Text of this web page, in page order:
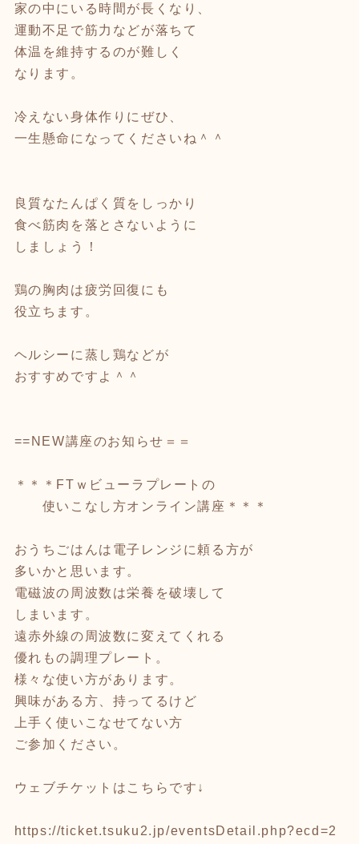
家の中にいる時間が長くなり、
運動不足で筋力などが落ちて
体温を維持するのが難しく
なります。
冷えない身体作りにぜひ、
一生懸命になってくださいね＾＾
良質なたんぱく質をしっかり
食べ筋肉を落とさないように
しましょう！
鶏の胸肉は疲労回復にも
役立ちます。
ヘルシーに蒸し鶏などが
おすすめですよ＾＾
==NEW講座のお知らせ＝＝
＊＊＊FTｗビューラプレートの
使いこなし方オンライン講座＊＊＊
おうちごはんは電子レンジに頼る方が
多いかと思います。
電磁波の周波数は栄養を破壊して
しまいます。
遠赤外線の周波数に変えてくれる
優れもの調理プレート。
様々な使い方があります。
興味がある方、持ってるけど
上手く使いこなせてない方
ご参加ください。
ウェブチケットはこちらです↓
https://ticket.tsuku2.jp/eventsDetail.php?ecd=2